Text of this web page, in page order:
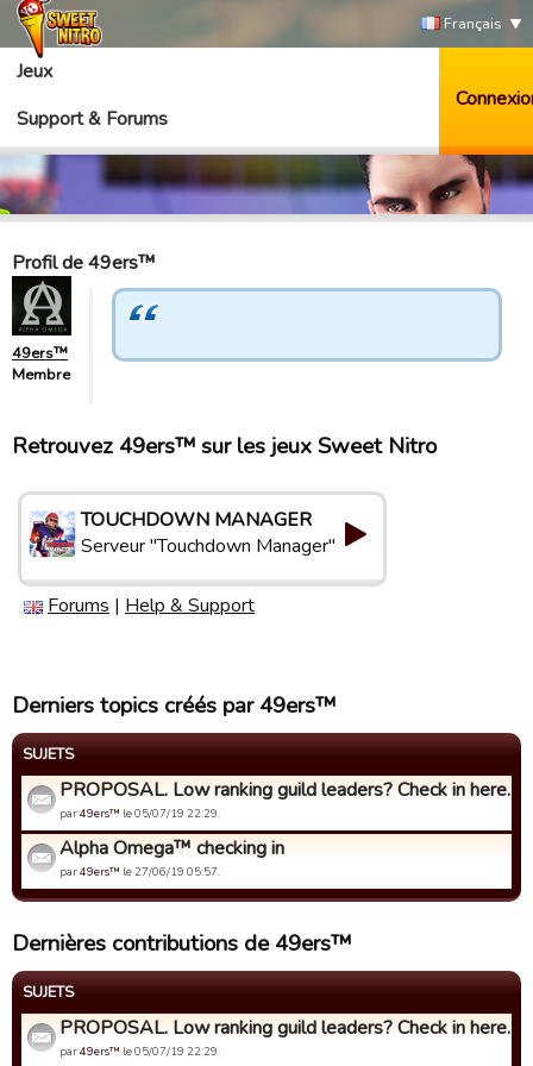
Français
Jeux
Support & Forums
Profil de 49ers™
49ers™
Membre
Retrouvez 49ers™ sur les jeux Sweet Nitro
TOUCHDOWN MANAGER
Serveur "Touchdown Manager"
Forums | Help & Support
Derniers topics créés par 49ers™
SUJETS
PROPOSAL. Low ranking guild leaders? Check in here.
par49ers™ le 05/07/19 22:29.
Alpha Omega™ checking in
par49ers™ le 27/06/19 05:57.
Dernières contributions de 49ers™
SUJETS
PROPOSAL. Low ranking guild leaders? Check in here.
par49ers™ le 05/07/19 22:29.